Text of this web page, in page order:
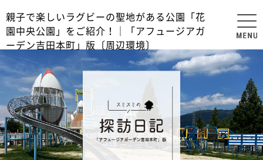
親子で楽しいラグビーの聖地がある公園「花
園中央公園」をご紹介！｜「アフュージアガ
ーデン吉田本町」版〔周辺環境〕